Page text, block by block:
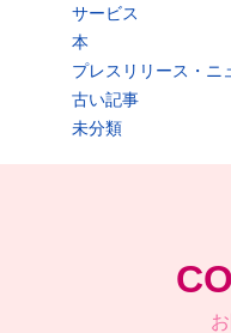
サービス
本
プレスリリース・ニ
古い記事
未分類